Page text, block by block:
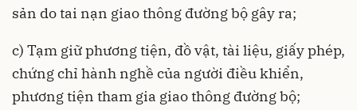
sản do tai nạn giao thông đường bộ gây ra;
c) Tạm giữ phương tiện, đồ vật, tài liệu, giấy phép,
chứng chỉ hành nghề của người điều khiển,
phương tiện tham gia giao thông đường bộ;